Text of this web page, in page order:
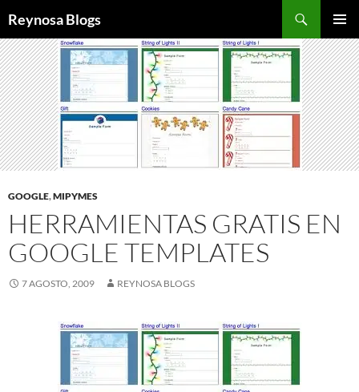
Reynosa Blogs
MENÚ
AL
CONTENIDO
GOOGLE,MIPYMES
HERRAMIENTAS GRATIS EN
GOOGLE TEMPLATES
7 AGOSTO, 2009 REYNOSA BLOGS